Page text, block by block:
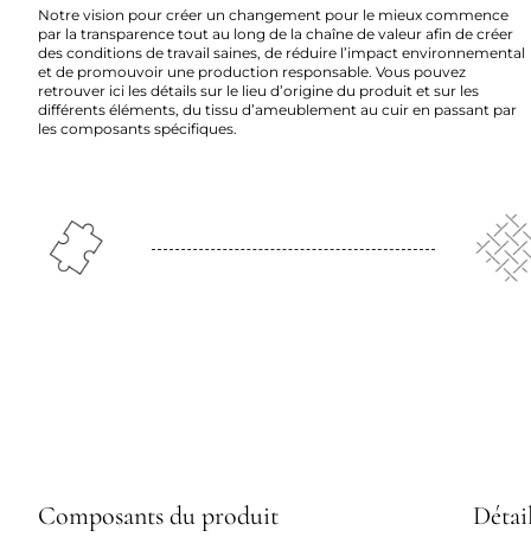
Notre vision pour créer un changement pour le mieux commence
par la transparence tout au long de la chaîne de valeur afin de créer
des conditions de travail saines, de réduire l’impact environnemental
et de promouvoir une production responsable. Vous pouvez
retrouver ici les détails sur le lieu d’origine du produit et sur les
différents éléments, du tissu d’ameublement au cuir en passant par
les composants spécifiques.
Composants du produit